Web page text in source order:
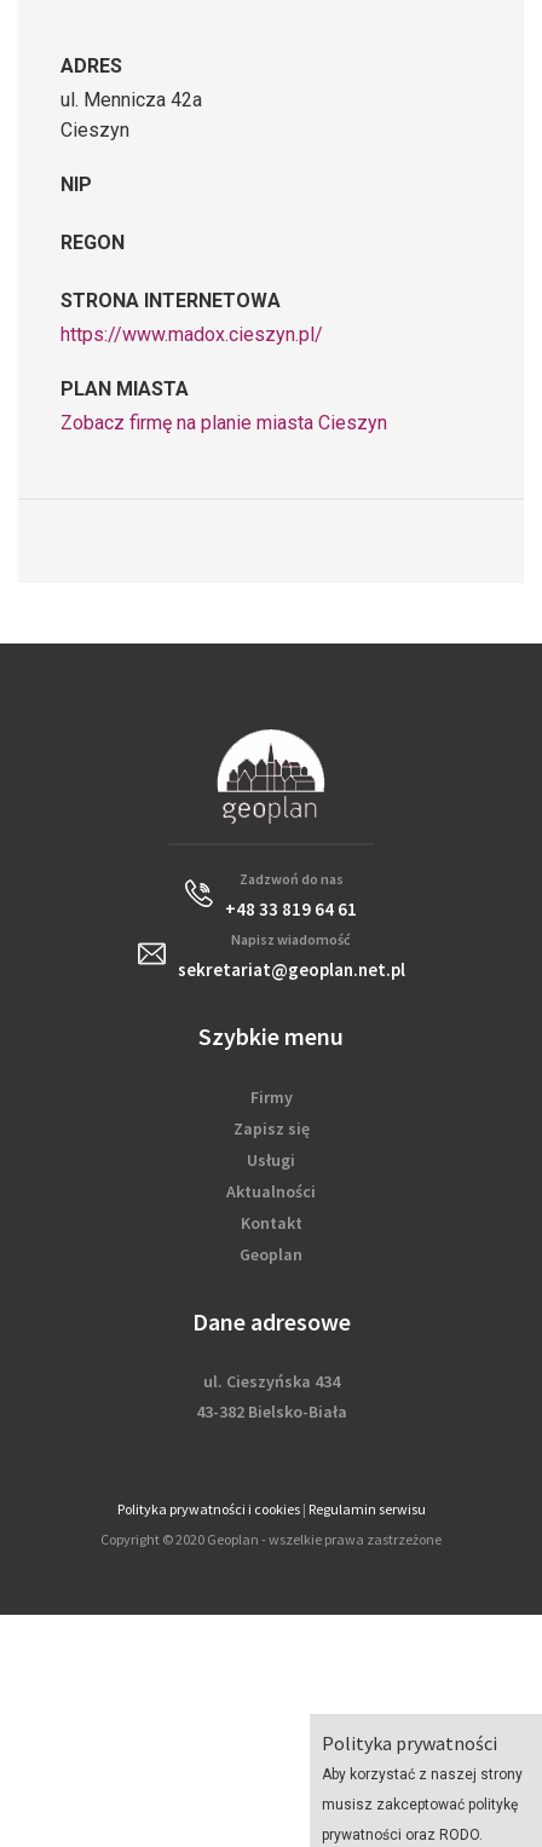
Polityka prywatności
Aby korzystać z naszej strony
musisz zakceptować politykę
prywatności oraz RODO.
ADRES
ul. Mennicza 42a
Cieszyn
NIP
REGON
STRONA INTERNETOWA
https://www.madox.cieszyn.pl/
PLAN MIASTA
Zobacz firmę na planie miasta Cieszyn
Zadzwoń do nas
+48 33 819 64 61
Napisz wiadomość
sekretariat@geoplan.net.pl
Szybkie menu
Firmy
Zapisz się
Usługi
Aktualności
Kontakt
Geoplan
Dane adresowe
ul. Cieszyńska 434
43-382 Bielsko-Biała
Polityka prywatności i cookies| Regulamin serwisu
Copyright © 2020 Geoplan - wszelkie prawa zastrzeżone